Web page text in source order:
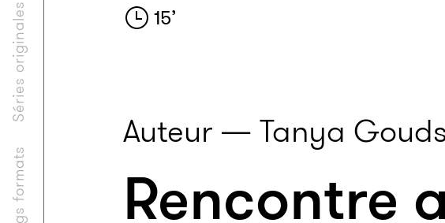
Longs formats
Séries originales 15’
Auteur — Tanya
Rencontre